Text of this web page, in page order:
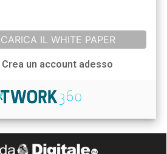
IL WHITE PAPER
Crea un account adesso